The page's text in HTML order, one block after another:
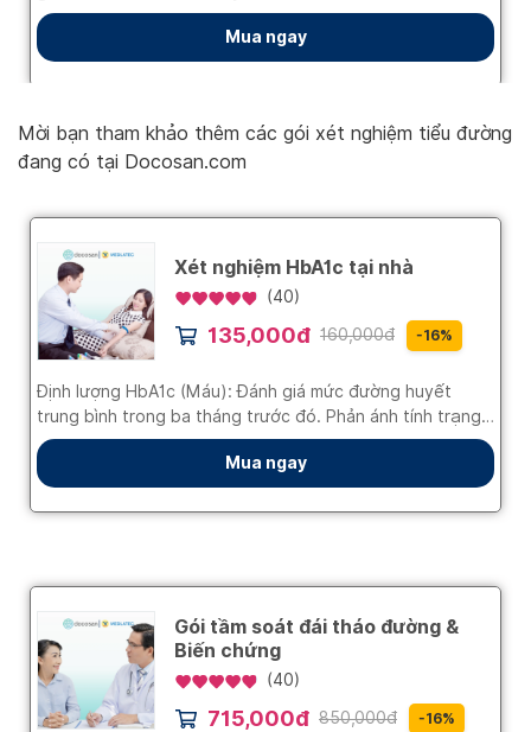
Mời bạn tham khảo thêm các gói xét nghiệm tiểu đường
đang có tại Docosan.com